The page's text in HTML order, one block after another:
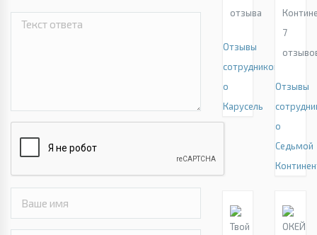
отзыва
Отзывы
сотрудников
о
Карусель
7
Отзывы
о
Седьмой